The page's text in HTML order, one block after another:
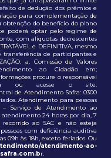
de dedução dos prêmios e
para complementação de
obtenção do benefício do plano
poderá optar pelo regime de
com alíquotas decrescentes
e DEFINITIVA, mesmo
transferência de participantes e
a. Comissão de Valores
ao Cidadão em;
procure o responsável
ou acesse o site:
de Atendimento Safra: 0300
Atendimento para pessoas
Serviço de Atendimento ao
atendimento 24 horas por dia, 7
ao SAC e não esteja
com deficiência auditiva
09h às 18h, exceto feriados. Ou
atendimento-ao-
r.